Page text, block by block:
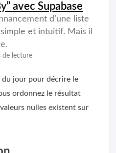
avec Supabase
d’une liste
et intuitif. Mais il
de lecture
du jour pour décrire le
ordonnez le résultat
nulles existent sur